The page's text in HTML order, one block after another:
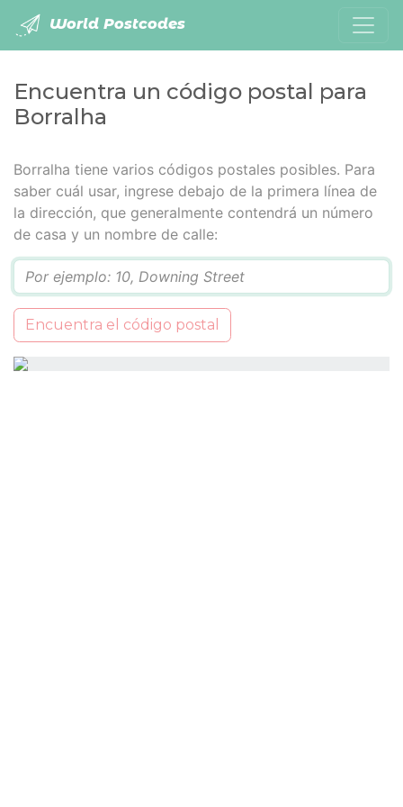
World Postcodes
Encuentra un código postal para
Borralha
Borralha tiene varios códigos postales posibles. Para
saber cuál usar, ingrese debajo de la primera línea de
la dirección, que generalmente contendrá un número
de casa y un nombre de calle:
Encuentra el código postal